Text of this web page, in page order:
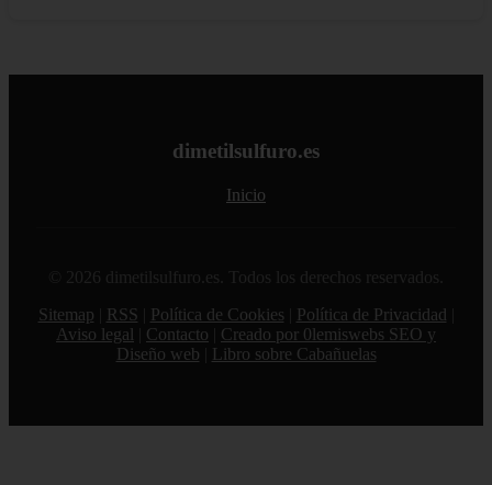
dimetilsulfuro.es
Inicio
© 2026 dimetilsulfuro.es. Todos los derechos reservados.
Sitemap
RSS Política de Cookies Política de Privacidad
Aviso legal
Contacto
Creado por 0lemiswebs SEO y
Diseño web
Libro sobre Cabañuelas